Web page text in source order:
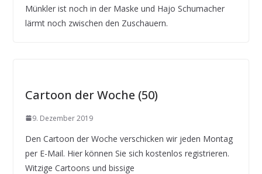
Münkler ist noch in der Maske und Hajo Schumacher
lärmt noch zwischen den Zuschauern.
Cartoon der Woche (50)
9. Dezember 2019
Den Cartoon der Woche verschicken wir jeden Montag
per E-Mail. Hier können Sie sich kostenlos registrieren.
Witzige Cartoons und bissige